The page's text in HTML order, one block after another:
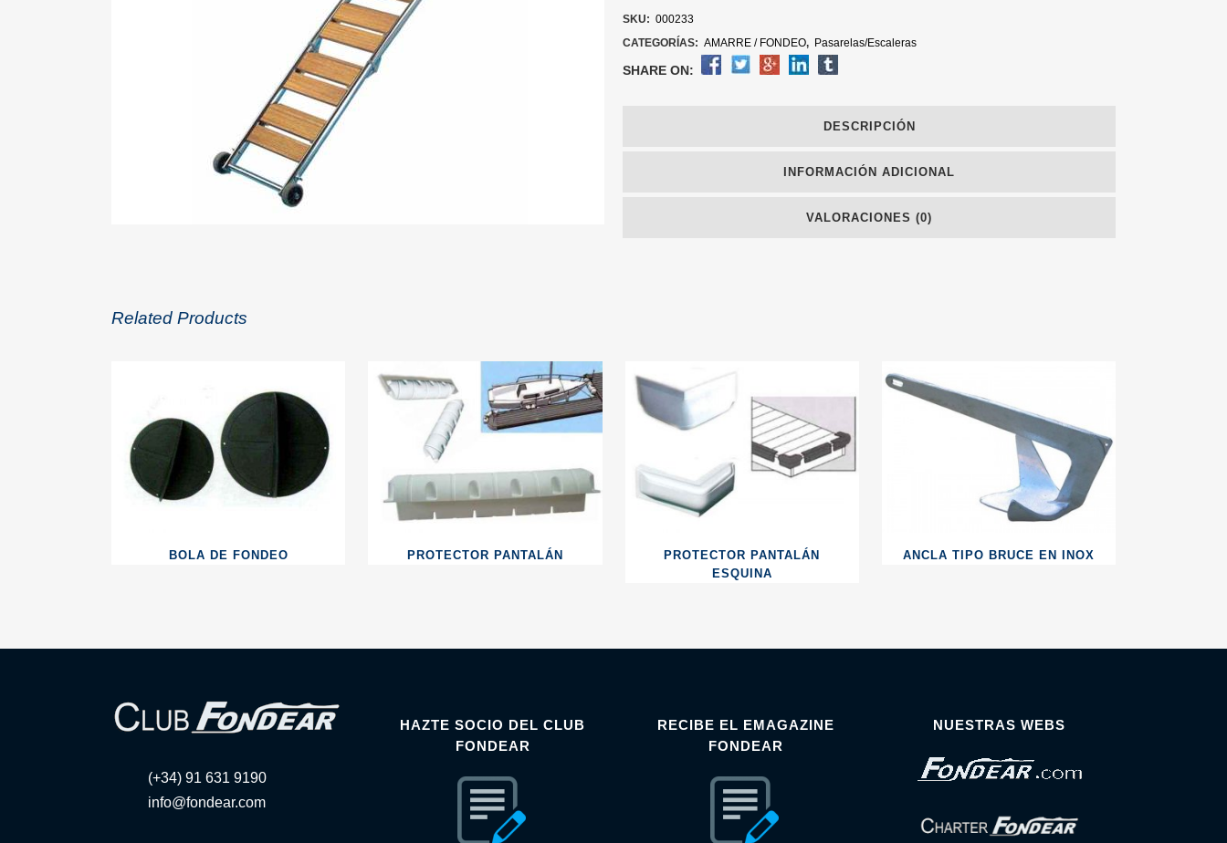
SKU: 000233
CATEGORÍAS: AMARRE / FONDEO, Pasarelas/Escaleras
SHARE ON:
DESCRIPCIÓN
INFORMACIÓN ADICIONAL
VALORACIONES (0)
Related Products
BOLA DE FONDEO PROTECTOR PANTALÁN
PROTECTOR PANTALÁN
ESQUINA
ANCLA TIPO BRUCE EN INOX
(+34) 91 631 9190
info@fondear.com
HAZTE SOCIO DEL CLUB
FONDEAR
RECIBE EL EMAGAZINE
FONDEAR
NUESTRAS WEBS